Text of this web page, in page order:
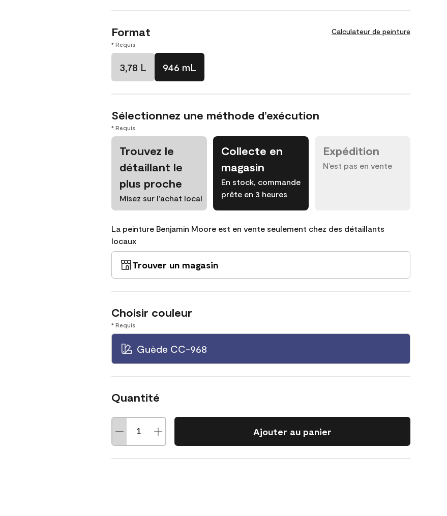
Format Calculateur de peinture
* Requis
3,78 L 946 mL
Sélectionnez une méthode d’exécution
* Requis
Trouvez le
détaillant le
plus proche
Misez sur l’achat local
Collecte en
magasin
En stock, commande
prête en 3 heures
Expédition
N’est pas en vente
La peinture Benjamin Moore est en vente seulement chez des détaillants
locaux
Trouver un magasin
Choisir couleur
* Requis
Guède CC-968
Quantité
Ajouter au panier